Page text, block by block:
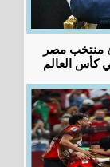
منتخب مصر
كأس العالم